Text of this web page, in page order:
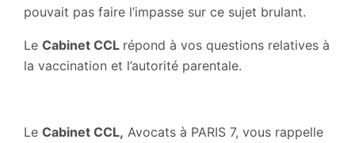
pouvait pas faire l’impasse sur ce sujet brulant.
Le Cabinet CCL répond à vos questions relatives à
la vaccination et l’autorité parentale.
Le Cabinet CCL, Avocats à PARIS 7, vous rappelle